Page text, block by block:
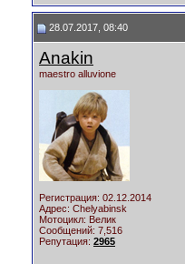
28.07.2017, 08:40
Anakin
maestro alluvione
Регистрация: 02.12.2014
Адрес: Chelyabinsk
Мотоцикл: Велик
Сообщений: 7,516
Репутация: 2965